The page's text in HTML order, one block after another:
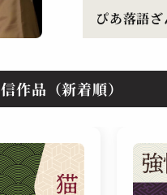
ぴあ落語
作品（新着順）